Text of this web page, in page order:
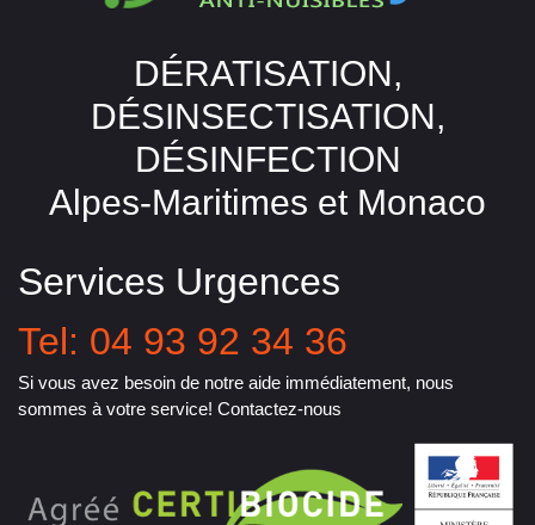
DÉRATISATION,
DÉSINSECTISATION,
DÉSINFECTION
Alpes-Maritimes et Monaco
Services Urgences
Tel: 04 93 92 34 36
Si vous avez besoin de notre aide immédiatement, nous
sommes à votre service! Contactez-nous